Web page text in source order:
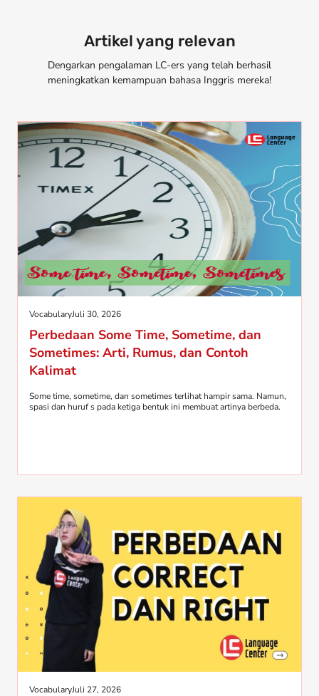
Artikel yang relevan
Dengarkan pengalaman LC-ers yang telah berhasil
meningkatkan kemampuan bahasa Inggris mereka!
VocabularyJuli 30, 2026
Perbedaan Some Time, Sometime, dan
Sometimes: Arti, Rumus, dan Contoh
Kalimat
Some time, sometime, dan sometimes terlihat hampir sama. Namun,
spasi dan huruf s pada ketiga bentuk ini membuat artinya berbeda.
VocabularyJuli 27, 2026